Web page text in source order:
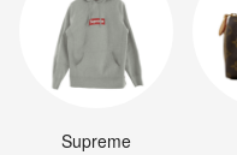
Supreme